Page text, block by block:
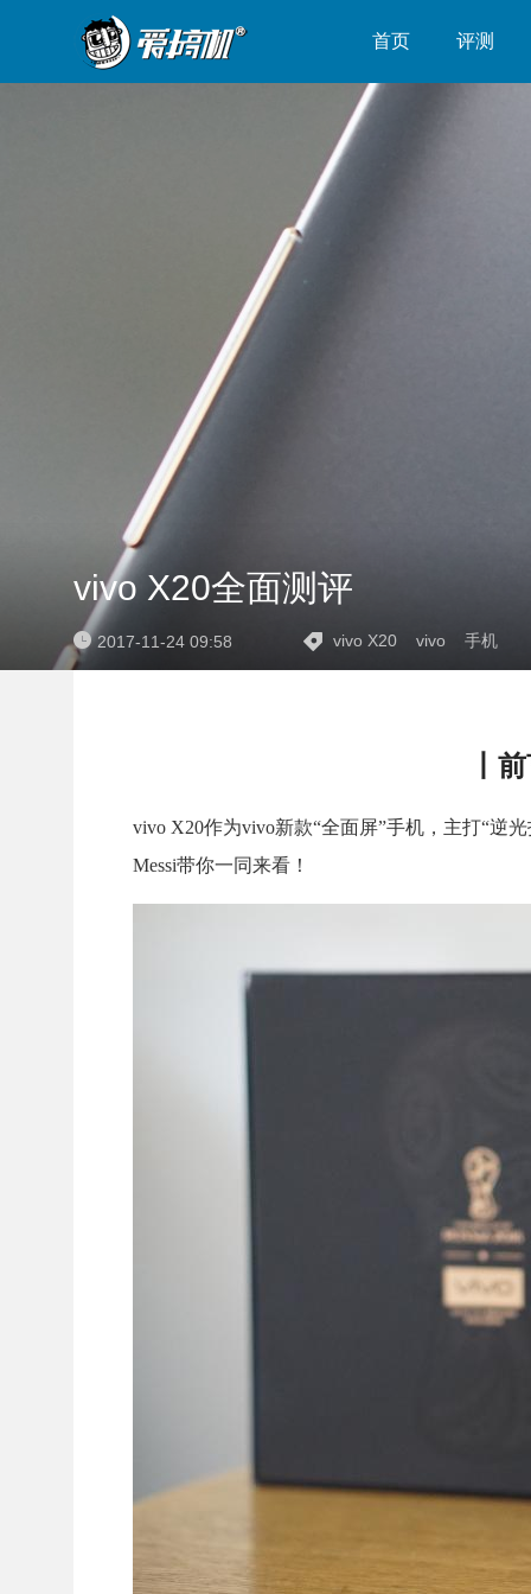
首页 评测
vivo X20全面测评
2017-11-24 09:58 vivo X20 vivo 手机
丨
vivo X20作为vivo新款“全面屏”手机，主打“逆
Messi带你一同来看！